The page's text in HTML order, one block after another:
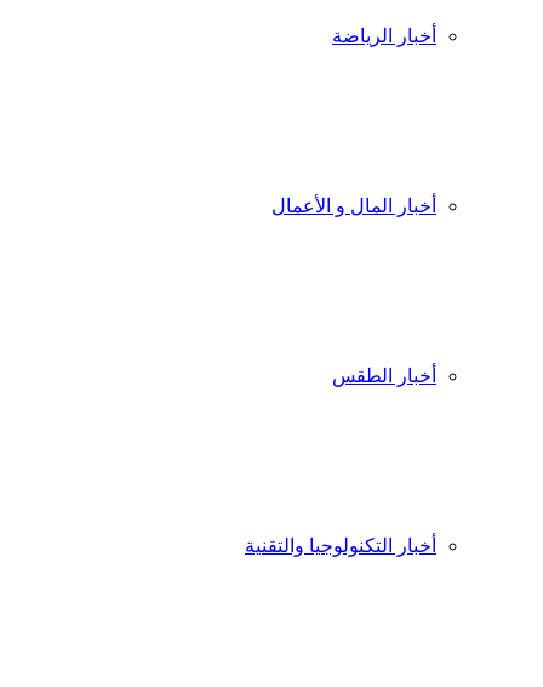
أخبار الرياضة
أخبار المال و الأعمال
أخبار الطقس
أخبار التكنولوجيا والتقنية